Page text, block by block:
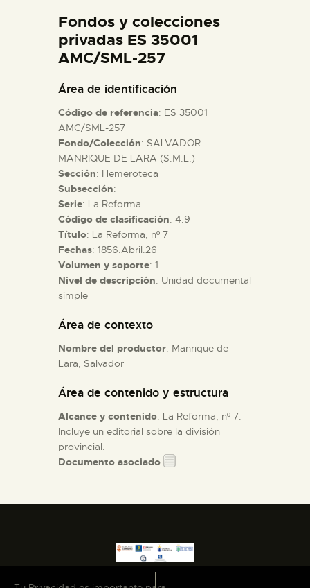
ESPAÑOL
PREPARAR LA VISITA
█
EL MUSEO
COLECCIONES
DIDÁCTICA
Fondos y colecciones
privadas ES 35001
AMC/SML-257
Área de identificación
Código de referencia: ES 35001
AMC/SML-257
Fondo/Colección: SALVADOR
MANRIQUE DE LARA (S.M.L.)
Sección: Hemeroteca
Subsección:
Serie: La Reforma
Código de clasificación: 4.9
Título: La Reforma, nº 7
Fechas: 1856.Abril.26
Volumen y soporte: 1
Nivel de descripción: Unidad documental
simple
Área de contexto
Nombre del productor: Manrique de
Lara, Salvador
Área de contenido y estructura
Alcance y contenido: La Reforma, nº 7.
Incluye un editorial sobre la división
provincial.
Documento asociado